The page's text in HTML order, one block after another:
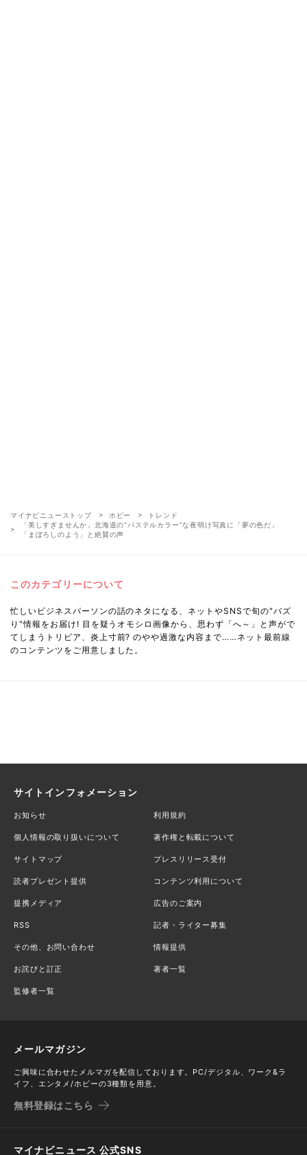
マイナビニューストップ ホビー
トレンド
「美しすぎませんか」北海道の“パステルカラー”な夜明け写真に「夢の色だ」
「まぼろしのよう」と絶賛の声
このカテゴリーについて
忙しいビジネスパーソンの話のネタになる、ネットやSNSで旬の"バズ
り"情報をお届け! 目を疑うオモシロ画像から、思わず「へ～」と声がで
てしまうトリビア、炎上寸前? のやや過激な内容まで……ネット最前線
のコンテンツをご用意しました。
サイトインフォメーション
お知らせ 利用規約
個人情報の取り扱いについて 著作権と転載について
サイトマップ プレスリリース受付
読者プレゼント提供 コンテンツ利用について
提携メディア 広告のご案内
RSS 記者・ライター募集
その他、お問い合わせ 情報提供
お詫びと訂正 著者一覧
監修者一覧
メールマガジン
ご興味に合わせたメルマガを配信しております。PC/デジタル、ワーク&ラ
イフ、エンタメ/ホビーの3種類を用意。
無料登録はこちら
マイナビニュース 公式SNS